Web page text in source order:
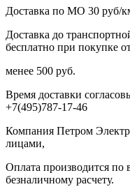
Доставка по МО 30
Доставка до
бесплатно при покупке
менее 500 руб.
Время доставки
+7(495)787-17-46
Компания Петром
лицами,
Оплата производится по
безналичному расчету.